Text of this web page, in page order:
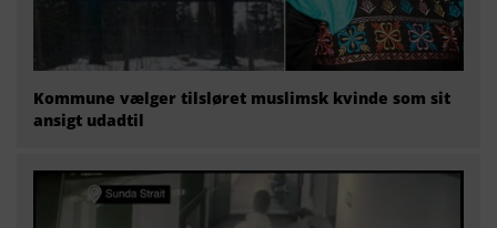
Kommune vælger tilsløret muslimsk kvinde som sit
ansigt udadtil